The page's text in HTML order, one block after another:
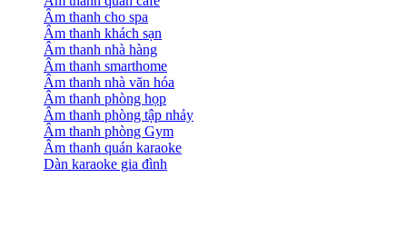
Âm thanh cho spa
Âm thanh khách sạn
Âm thanh nhà hàng
Âm thanh smarthome
Âm thanh nhà văn hóa
Âm thanh phòng họp
Âm thanh phòng tập nhảy
Âm thanh phòng Gym
Âm thanh quán karaoke
Dàn karaoke gia đình